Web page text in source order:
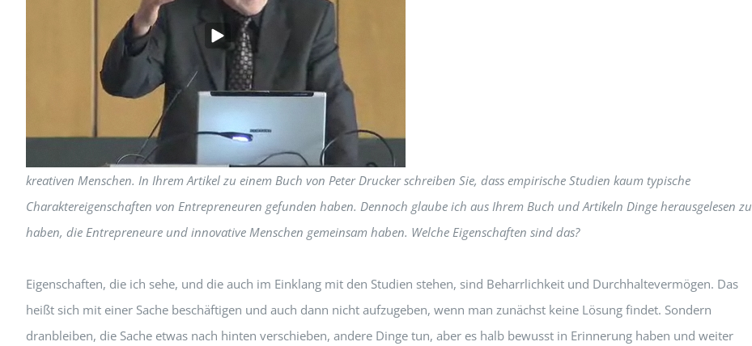
kreativen Menschen. In Ihrem Artikel zu einem Buch von Peter Drucker schreiben Sie, dass empirische Studien kaum typische
Charaktereigenschaften von Entrepreneuren gefunden haben. Dennoch glaube ich aus Ihrem Buch und Artikeln Dinge herausgelesen zu
haben, die Entrepreneure und innovative Menschen gemeinsam haben. Welche Eigenschaften sind das?
Eigenschaften, die ich sehe, und die auch im Einklang mit den Studien stehen, sind Beharrlichkeit und Durchhaltevermögen. Das
heißt sich mit einer Sache beschäftigen und auch dann nicht aufzugeben, wenn man zunächst keine Lösung findet. Sondern
dranbleiben, die Sache etwas nach hinten verschieben, andere Dinge tun, aber es halb bewusst in Erinnerung haben und weiter